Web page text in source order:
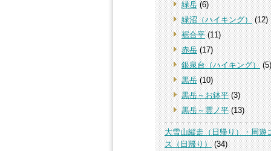
緑岳(6)
緑沼（ハイキング）(12)
裾合平(11)
赤岳(17)
銀泉台（ハイキング）(5)
黒岳(10)
黒岳～お鉢平(3)
黒岳～雲ノ平(13)
大雪山縦走（日帰り）・周遊
ス（日帰り）(34)